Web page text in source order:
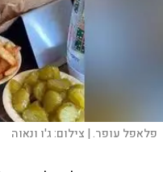
פלאפל עופר. | צילום:ג'ו ונאוה